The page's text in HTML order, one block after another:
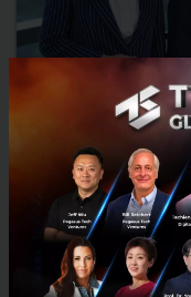
ทีทีบี ปลดล็อกข้อจำกั
one” ก้าวสู่บทบาท
เติบโตอย่างแท้จริง
ttb ยกระดับสู่ 'Growth
ติดปีก SME ไทย จัดการ